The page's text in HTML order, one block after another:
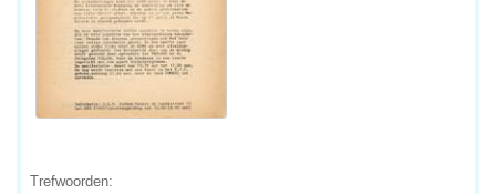
Trefwoorden: